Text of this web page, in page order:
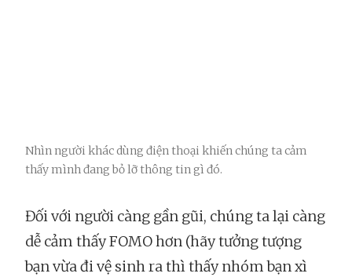
Nhìn người khác dùng điện thoại khiến chúng ta cảm
thấy mình đang bỏ lỡ thông tin gì đó.
Đối với người càng gần gũi, chúng ta lại càng
dễ cảm thấy FOMO hơn (hãy tưởng tượng
bạn vừa đi vệ sinh ra thì thấy nhóm bạn xì